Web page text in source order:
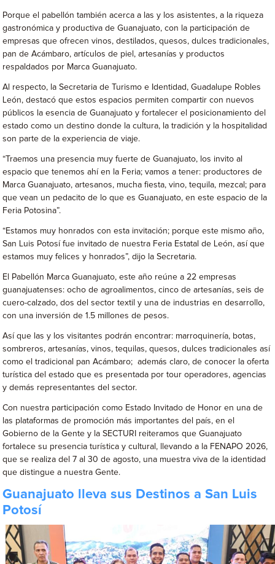
Porque el pabellón también acerca a las y los asistentes, a la riqueza
gastronómica y productiva de Guanajuato, con la participación de
empresas que ofrecen vinos, destilados, quesos, dulces tradicionales,
pan de Acámbaro, artículos de piel, artesanías y productos
respaldados por Marca Guanajuato.
Al respecto, la Secretaria de Turismo e Identidad, Guadalupe Robles
León, destacó que estos espacios permiten compartir con nuevos
públicos la esencia de Guanajuato y fortalecer el posicionamiento del
estado como un destino donde la cultura, la tradición y la hospitalidad
son parte de la experiencia de viaje.
“Traemos una presencia muy fuerte de Guanajuato, los invito al
espacio que tenemos ahí en la Feria; vamos a tener: productores de
Marca Guanajuato, artesanos, mucha fiesta, vino, tequila, mezcal; para
que vean un pedacito de lo que es Guanajuato, en este espacio de la
Feria Potosina”.
“Estamos muy honrados con esta invitación; porque este mismo año,
San Luis Potosí fue invitado de nuestra Feria Estatal de León, así que
estamos muy felices y honrados”, dijo la Secretaria.
El Pabellón Marca Guanajuato, este año reúne a 22 empresas
guanajuatenses: ocho de agroalimentos, cinco de artesanías, seis de
cuero-calzado, dos del sector textil y una de industrias en desarrollo,
con una inversión de 1.5 millones de pesos.
Así que las y los visitantes podrán encontrar: marroquinería, botas,
sombreros, artesanías, vinos, tequilas, quesos, dulces tradicionales así
como el tradicional pan Acámbaro; además claro, de conocer la oferta
turística del estado que es presentada por tour operadores, agencias
y demás representantes del sector.
Con nuestra participación como Estado Invitado de Honor en una de
las plataformas de promoción más importantes del país, en el
Gobierno de la Gente y la SECTURI reiteramos que Guanajuato
fortalece su presencia turística y cultural, llevando a la FENAPO 2026,
que se realiza del 7 al 30 de agosto, una muestra viva de la identidad
que distingue a nuestra Gente.
Guanajuato lleva sus Destinos a San Luis
Potosí